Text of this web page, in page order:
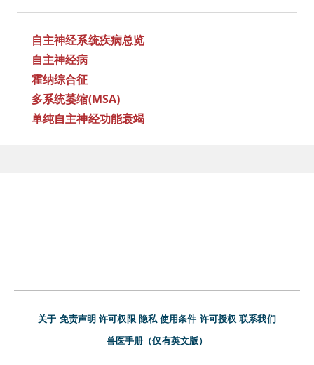
自主神经系统疾病总览
自主神经病
霍纳综合征
多系统萎缩(MSA)
单纯自主神经功能衰竭
关于 免责声明 许可权限 隐私 使用条件 许可授权 联系我们
兽医手册（仅有英文版）